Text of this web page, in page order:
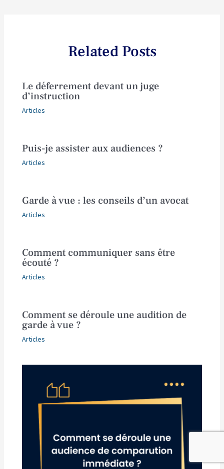
Related Posts
Le déferrement devant un juge
d’instruction
Articles
Puis-je assister aux audiences ?
Articles
Garde à vue : les conseils d’un avocat
Articles
Comment communiquer sans être
écouté ?
Articles
Comment se déroule une audition de
garde à vue ?
Articles